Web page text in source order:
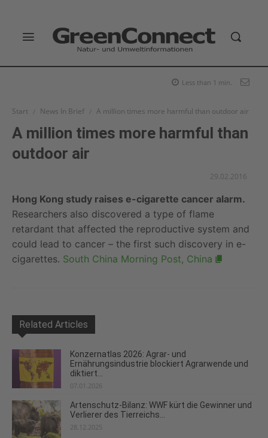
Less than 1 min.
Start News In Brief A million times more harmful than outdoor air
A million times more harmful than
outdoor air
29.02.2016
Hong Kong study raises e-cigarette cancer alarm.
Researchers also discovered a type of flame
retardant that affected the reproductive system and
could lead to cancer – the first such discovery in e-
cigarettes. South China Morning Post, China
Related Articles
Konzernatlas 2026: Agrar- und
Ernährungsindustrie blockiert Agrarwende und
diktiert...
07.01.2026
Artenschutz-Bilanz: WWF kürt die Gewinner und
Verlierer des Tierreichs...
28.12.2025